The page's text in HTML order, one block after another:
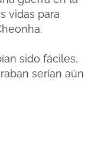
vidas para
sido fáciles,
serían aún